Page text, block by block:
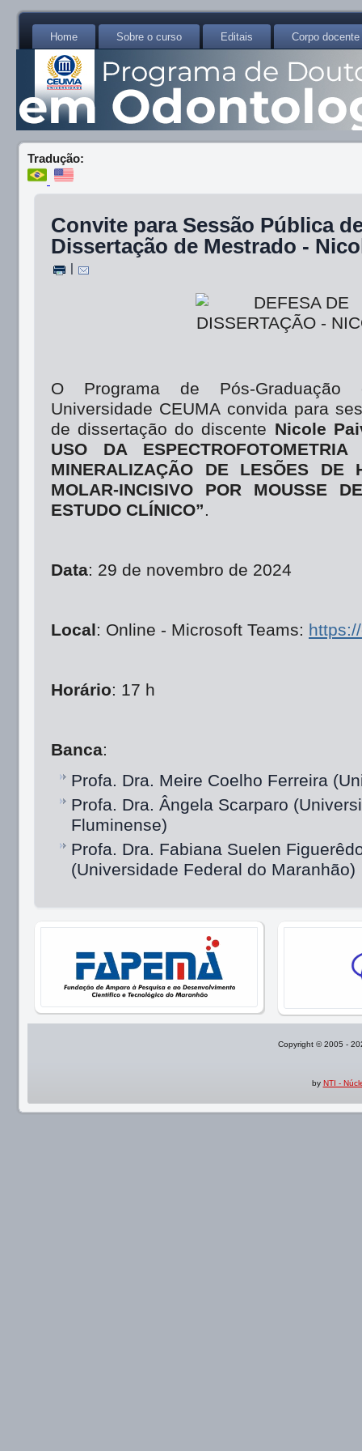
Home Sobre o curso Editais Corpo docente
Tradução:
Convite para Sessão Pública
Dissertação de Mestrado -
O Programa de Pós-Graduação
Universidade CEUMA convida para
de dissertação do discente Nicole
USO DA
MINERALIZAÇÃO DE LESÕES DE
MOLAR-INCISIVO POR MOUSSE
ESTUDO CLÍNICO”.
Data: 29 de novembro de 2024
Local: Online - Microsoft Teams:
Horário: 17 h
Banca:
Profa. Dra. Meire Coelho Ferreira
Profa. Dra. Ângela Scarparo
Fluminense)
Profa. Dra. Fabiana Suelen
(Universidade Federal do Maranhão)
Copyright © 2005 -
by NTI -